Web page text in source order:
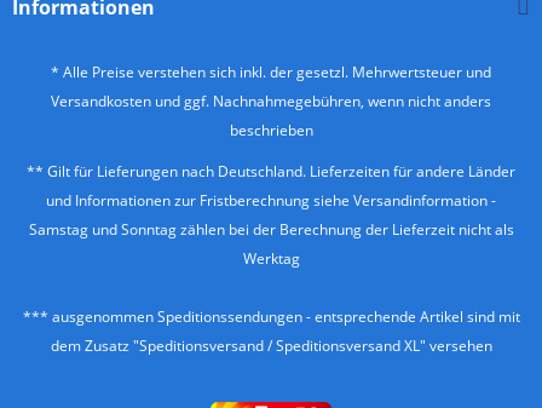
Informationen
* Alle Preise verstehen sich inkl. der gesetzl. Mehrwertsteuer und
Versandkosten und ggf. Nachnahmegebühren, wenn nicht anders
beschrieben
** Gilt für Lieferungen nach Deutschland. Lieferzeiten für andere Länder
und Informationen zur Fristberechnung siehe Versandinformation-
Samstag und Sonntag zählen bei der Berechnung der Lieferzeit nicht als
Werktag
*** ausgenommen Speditionssendungen - entsprechende Artikel sind mit
dem Zusatz "Speditionsversand / Speditionsversand XL" versehen